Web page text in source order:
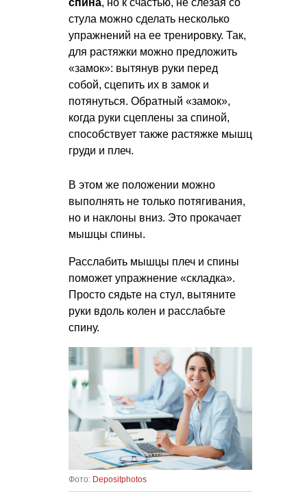
спина, но к счастью, не слезая со
стула можно сделать несколько
упражнений на ее тренировку. Так,
для растяжки можно предложить
«замок»: вытянув руки перед
собой, сцепить их в замок и
потянуться. Обратный «замок»,
когда руки сцеплены за спиной,
способствует также растяжке мышц
груди и плеч.
В этом же положении можно
выполнять не только потягивания,
но и наклоны вниз. Это прокачает
мышцы спины.
Расслабить мышцы плеч и спины
поможет упражнение «складка».
Просто сядьте на стул, вытяните
руки вдоль колен и расслабьте
спину.
Фото: Depositphotos